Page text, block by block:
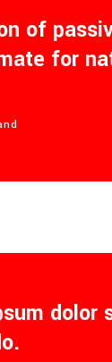
of
for
dolor